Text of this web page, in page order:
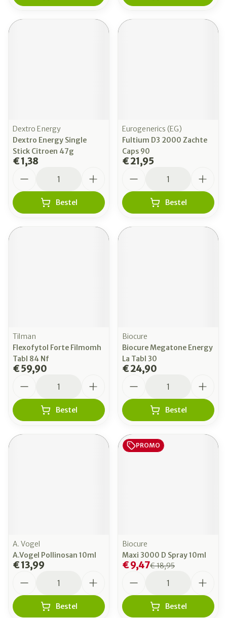
Dextro Energy
Dextro Energy Single
Stick Citroen 47g
€ 1,38
Bestel
Eurogenerics (EG)
Fultium D3 2000 Zachte
Caps 90
€ 21,95
Bestel
Tilman
Flexofytol Forte Filmomh
Tabl 84 Nf
€ 59,90
Bestel
Biocure
Biocure Megatone Energy
La Tabl 30
€ 24,90
Bestel
A. Vogel
A.Vogel Pollinosan 10ml
€ 13,99
Bestel
PROMO
Biocure
Maxi 3000 D Spray 10ml
€ 18,95
€ 9,47
Bestel